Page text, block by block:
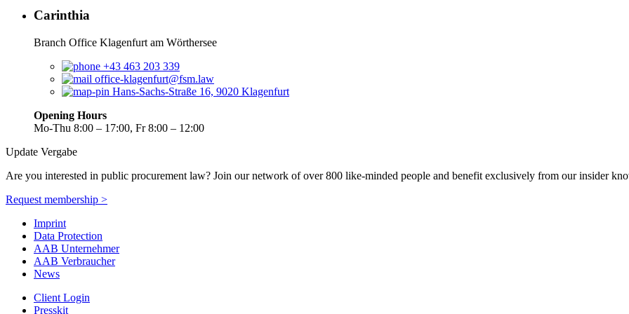
Carinthia
Branch Office Klagenfurt am Wörthersee
+43 463 203 339
office-klagenfurt@fsm.law
Hans-Sachs-Straße 16, 9020 Klagenfurt
Opening Hours
Mo-Thu 8:00 – 17:00, Fr 8:00 – 12:00
Update Vergabe
Are you interested in public procurement law? Join our network of over 800 like-minded people and benefit exclusively from our insider
Request membership >
Imprint
Data Protection
AAB Unternehmer
AAB Verbraucher
News
Client Login
Presskit